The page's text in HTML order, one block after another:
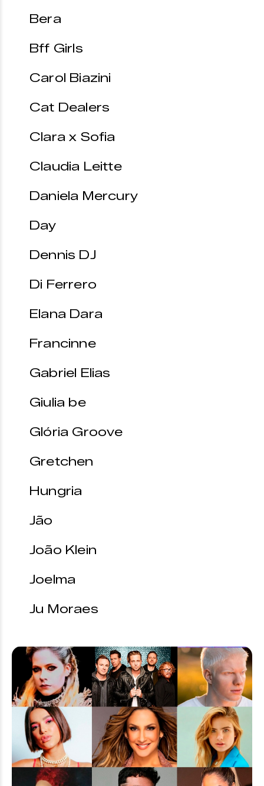
Bera
Bff Girls
Carol Biazini
Cat Dealers
Clara x Sofia
Claudia Leitte
Daniela Mercury
Day
Dennis DJ
Di Ferrero
Elana Dara
Francinne
Gabriel Elias
Giulia be
Glória Groove
Gretchen
Hungria
Jão
João Klein
Joelma
Ju Moraes